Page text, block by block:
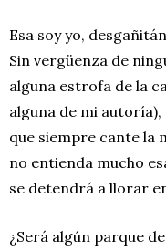
Esa soy yo,
Sin vergüenza de
alguna estrofa de la
alguna de mi
que siempre cante la
no entienda mucho
se detendrá a llorar
¿Será algún parque